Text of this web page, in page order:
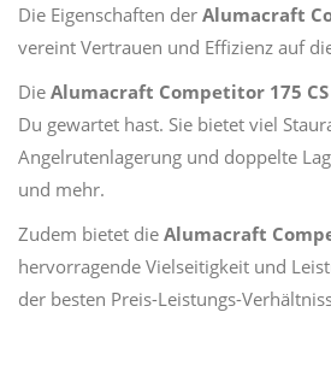
Die Eigenschaften der Alumacraft
vereint Vertrauen und Effizienz auf
Die Alumacraft Competitor 175 CS
Du gewartet hast. Sie bietet viel
Angelrutenlagerung und doppelte
und mehr.
Zudem bietet die Alumacraft
hervorragende Vielseitigkeit und
der besten Preis-Leistungs-